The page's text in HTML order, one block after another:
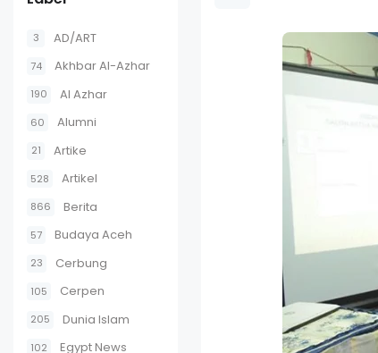
3 AD/ART
74 Akhbar Al-Azhar
190 Al Azhar
60 Alumni
21 Artike
528 Artikel
866 Berita
57 Budaya Aceh
23 Cerbung
105 Cerpen
205 Dunia Islam
102 Egypt News